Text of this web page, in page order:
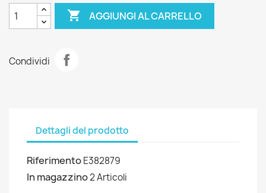
 AGGIUNGI AL CARRELLO
Condividi
Dettagli del prodotto
RiferimentoE382879
In magazzino2 Articoli